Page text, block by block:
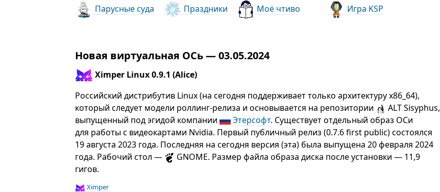
Парусные суда
Праздники Моё чтиво Игра KSP
Новая виртуальная ОСь — 03.05.2024
Ximper Linux 0.9.1 (Alice)
Российский дистрибутив Linux (на сегодня поддерживает только архитектуру x86_64),
который следует модели роллинг-релиза и основывается на репозитории
ALT Sisyphus,
выпущенный под эгидой компании
Этерсофт. Существует отдельный образ ОСи
для работы с видеокартами Nvidia. Первый публичный релиз (0.7.6 first public) состоялся
19 августа 2023 года. Последняя на сегодня версия (эта) была выпущена 20 февраля 2024
года. Рабочий стол —
GNOME. Размер файла образа диска после установки — 11,9
гигов.
Ximper